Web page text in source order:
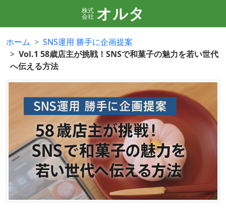
株式
会社 オルタ
ホーム
SNS運用 勝手に企画提案
Vol.1 58歳店主が挑戦！SNSで和菓子の魅力を若い世代
へ伝える方法